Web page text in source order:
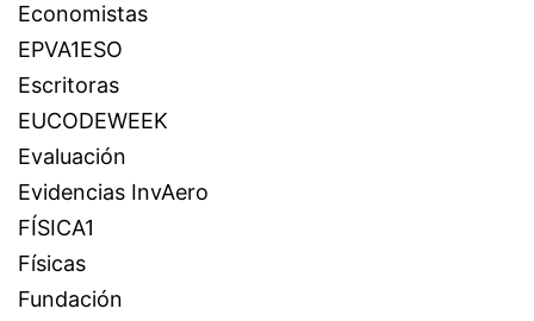
Economistas
EPVA1ESO
Escritoras
EUCODEWEEK
Evaluación
Evidencias InvAero
FÍSICA1
Físicas
Fundación